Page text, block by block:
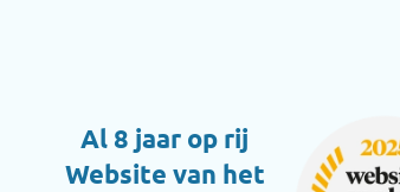
Al 8 jaar op rij
Website van het